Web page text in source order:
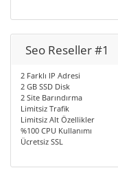
Seo Reseller #1
2 Farklı IP Adresi
2 GB SSD Disk
2 Site Barındırma
Limitsiz Trafik
Limitsiz Alt Özellikler
%100 CPU Kullanımı
Ücretsiz SSL